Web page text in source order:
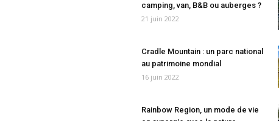
camping, van, B&B ou auberges ?
21 juin 2022
Cradle Mountain : un parc national
au patrimoine mondial
16 juin 2022
Rainbow Region, un mode de vie